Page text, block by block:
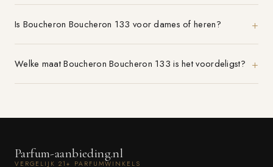
Is Boucheron Boucheron 133 voor dames of heren?
Welke maat Boucheron Boucheron 133 is het voordeligst?
Parfum-aanbieding.nl
VERGELIJK 21+ PARFUMWINKELS